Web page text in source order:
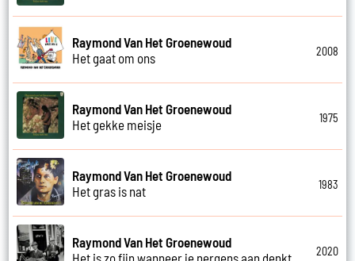
Raymond Van Het Groenewoud
Het gaat om ons
2008
Raymond Van Het Groenewoud
Het gekke meisje
1975
Raymond Van Het Groenewoud
Het gras is nat
1983
Raymond Van Het Groenewoud
Het is zo fijn wanneer je nergens aan denkt
2020